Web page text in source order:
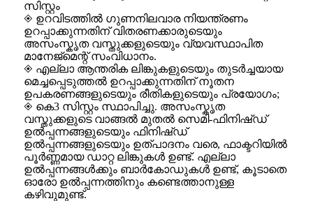
സിസ്റ്റം
◈ ഉറവിടത്തിൽ ഗുണനിലവാര നിയന്ത്രണം
ഉറപ്പാക്കുന്നതിന് വിതരണക്കാരുടെയും
അസംസ്കൃത വസ്തുക്കളുടെയും വ്യവസ്ഥാപിത
മാനേജ്മെന്റ് സംവിധാനം.
◈ എല്ലാ ആന്തരിക ലിങ്കുകളുടെയും തുടർച്ചയായ
മെച്ചപ്പെടുത്തൽ ഉറപ്പാക്കുന്നതിന് നൂതന
ഉപകരണങ്ങളുടെയും രീതികളുടെയും പ്രയോഗം;
◈ കെ3 സിസ്റ്റം സ്ഥാപിച്ചു. അസംസ്കൃത
വസ്തുക്കളുടെ വാങ്ങൽ മുതൽ സെമി-ഫിനിഷ്ഡ്
ഉൽപ്പന്നങ്ങളുടെയും ഫിനിഷ്ഡ്
ഉൽപ്പന്നങ്ങളുടെയും ഉത്പാദനം വരെ, ഫാക്ടറിയിൽ
പൂർണ്ണമായ ഡാറ്റ ലിങ്കുകൾ ഉണ്ട്. എല്ലാ
ഉൽപ്പന്നങ്ങൾക്കും ബാർകോഡുകൾ ഉണ്ട്, കൂടാതെ
ഓരോ ഉൽപ്പന്നത്തിനും കണ്ടെത്താനുള്ള
കഴിവുമുണ്ട്.